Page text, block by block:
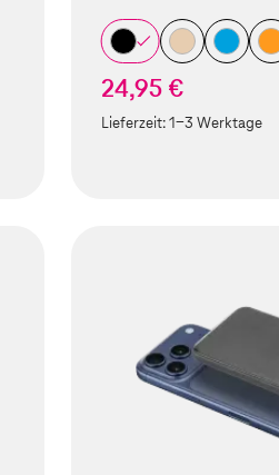
24,95 €
Lieferzeit:1-3 Werktage